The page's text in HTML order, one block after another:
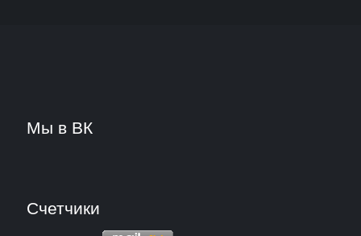
Мы в ВК
Счетчики